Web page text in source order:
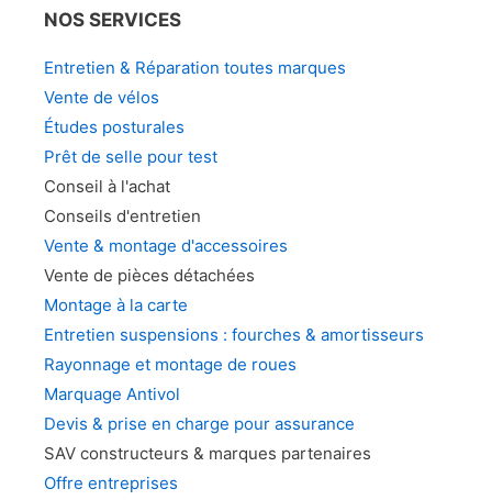
la
NOS SERVICES
Entretien & Réparation toutes marques
Vente de vélos
Études posturales
Prêt de selle pour test
Conseil à l'achat
Conseils d'entretien
Vente & montage d'accessoires
Vente de pièces détachées
Montage à la carte
Entretien suspensions : fourches & amortisseurs
Rayonnage et montage de roues
Marquage Antivol
Devis & prise en charge pour assurance
SAV constructeurs & marques partenaires
Offre entreprises